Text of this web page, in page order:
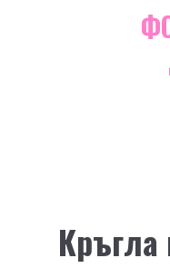
Кръгла